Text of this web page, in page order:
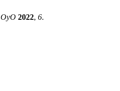
OyO 2022, 6.